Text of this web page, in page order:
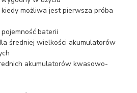
kiedy możliwa jest pierwsza próba
baterii
średniej wielkości akumulatorów
akumulatorów kwasowo-